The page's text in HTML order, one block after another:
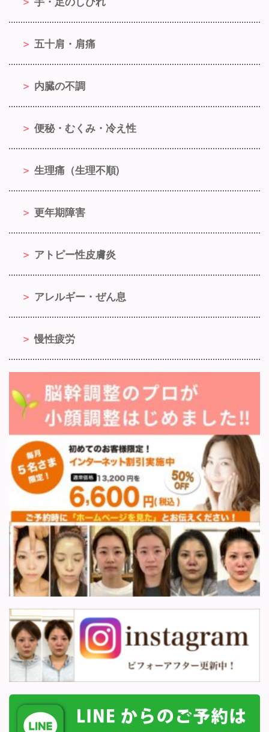
五十肩・肩痛
内臓の不調
便秘・むくみ・冷え性
生理痛（生理不順)
更年期障害
アトピー性皮膚炎
アレルギー・ぜん息
慢性疲労